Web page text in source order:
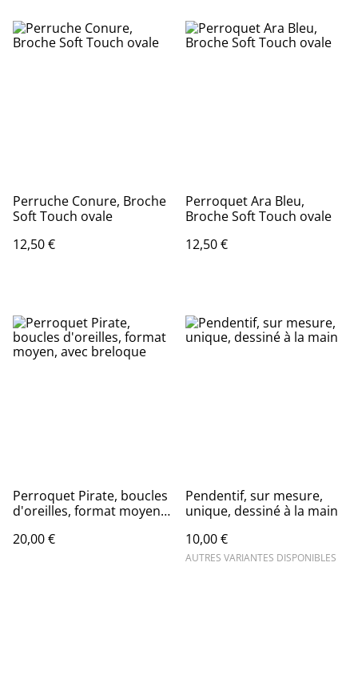
Perruche Conure, Broche
Soft Touch ovale
12,50 €
Perroquet Ara Bleu,
Broche Soft Touch ovale
12,50 €
Perroquet Pirate, boucles
d'oreilles, format moyen,
20,00 €
Pendentif, sur mesure,
unique, dessiné à la main
10,00 €
AUTRES VARIANTES DISPONIBLES